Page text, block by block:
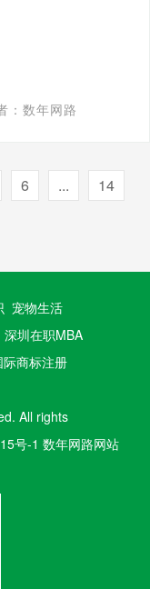
：数年网路
6 ...
14
宠物生活
深圳在职MBA
际商标注册
All rights
号-1 数年网路网站